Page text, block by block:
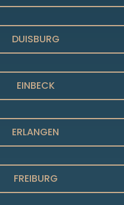
DUISBURG
EINBECK
ERLANGEN
FREIBURG